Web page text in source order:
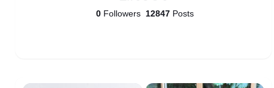
0Followers 12847Posts